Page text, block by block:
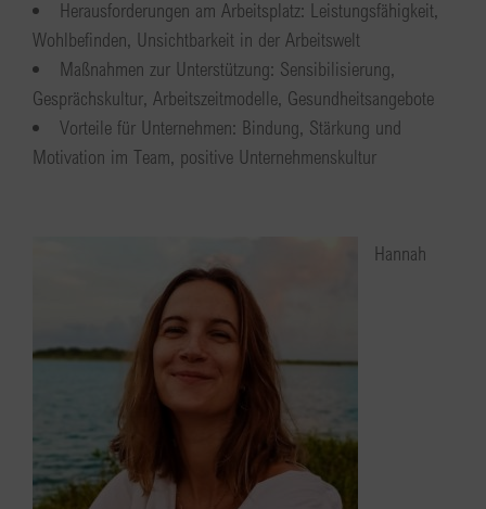
Herausforderungen am Arbeitsplatz: Leistungsfähigkeit,
Wohlbefinden, Unsichtbarkeit in der Arbeitswelt
Maßnahmen zur Unterstützung: Sensibilisierung,
Gesprächskultur, Arbeitszeitmodelle, Gesundheitsangebote
Vorteile für Unternehmen: Bindung, Stärkung und
Motivation im Team, positive Unternehmenskultur
Hannah